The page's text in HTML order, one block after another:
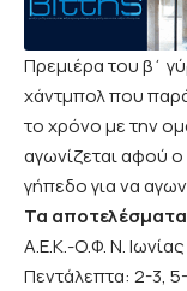
Πρεμιέρα του β΄
χάντμπολ που
το χρόνο με την
αγωνίζεται αφού
γήπεδο για να
Τα αποτελέσματα
Α.Ε.Κ.-Ο.Φ. Ν.
Πεντάλεπτα: 2-3,